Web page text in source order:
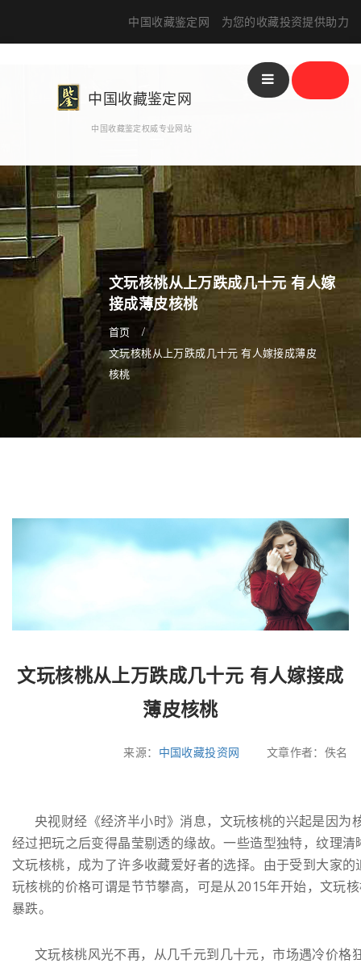
中国收藏鉴定网 为您的收藏投资提供助力
中国收藏鉴定网
中国收藏鉴定权威专业网站
文玩核桃从上万跌成几十元 有人嫁
接成薄皮核桃
首页
文玩核桃从上万跌成几十元 有人嫁接成薄皮
核桃
文玩核桃从上万跌成几十元 有人嫁接成
薄皮核桃
来源： 中国收藏投资网 文章作者：佚名
央视财经《经济半小时》消息，文玩核桃的兴起是因为
经过把玩之后变得晶莹剔透的缘故。一些造型独特，纹理清
文玩核桃，成为了许多收藏爱好者的选择。由于受到大家的
玩核桃的价格可谓是节节攀高，可是从2015年开始，文玩
暴跌。
文玩核桃风光不再，从几千元到几十元，市场遇冷价格